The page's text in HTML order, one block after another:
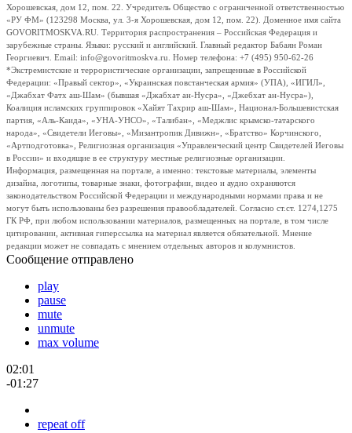
Хорошевская, дом 12, пом. 22. Учредитель Общество с ограниченной ответственностью
«РУ ФМ» (123298 Москва, ул. 3-я Хорошевская, дом 12, пом. 22). Доменное имя сайта
GOVORITMOSKVA.RU. Территория распространения – Российская Федерация и
зарубежные страны. Языки: русский и английский. Главный редактор Бабаян Роман
Георгиевич. Email: info@govoritmoskva.ru. Номер телефона: +7 (495) 950-62-26
*Экстремистские и террористические организации, запрещенные в Российской
Федерации: «Правый сектор», «Украинская повстанческая армия» (УПА), «ИГИЛ»,
«Джабхат Фатх аш-Шам» (бывшая «Джабхат ан-Нусра», «Джебхат ан-Нусра»),
Коалиция исламских группировок «Хайят Тахрир аш-Шам», Национал-Большевистская
партия, «Аль-Каида», «УНА-УНСО», «Талибан», «Меджлис крымско-татарского
народа», «Свидетели Иеговы», «Мизантропик Дивижн», «Братство» Корчинского,
«Артподготовка», Религиозная организация «Управленческий центр Свидетелей Иеговы
в России» и входящие в ее структуру местные религиозные организации.
Информация, размещенная на портале, а именно: текстовые материалы, элементы
дизайна, логотипы, товарные знаки, фотографии, видео и аудио охраняются
законодательством Российской Федерации и международными нормами права и не
могут быть использованы без разрешения правообладателей. Согласно ст.ст. 1274,1275
ГК РФ, при любом использовании материалов, размещенных на портале, в том числе
цитировании, активная гиперссылка на материал является обязательной. Мнение
редакции может не совпадать с мнением отдельных авторов и колумнистов.
Сообщение отправлено
play
pause
mute
unmute
max volume
02:01
-01:27
repeat off